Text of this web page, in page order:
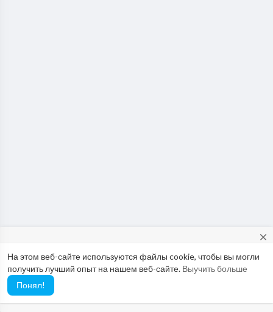
На этом веб-сайте используются файлы cookie, чтобы вы могли
получить лучший опыт на нашем веб-сайте. Выучить больше
Понял!
close
Would you like to report possible abuse to our Abuse Team? If so,
please use this email: abuse@vimo.cam